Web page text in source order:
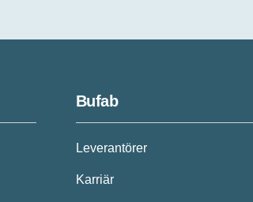
Bufab
Leverantörer
Karriär